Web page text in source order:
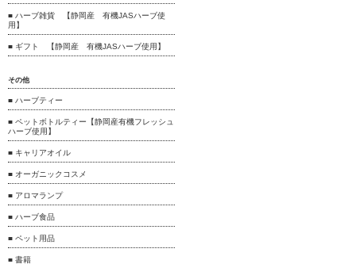
■ ハーブ雑貨 【静岡産 有機JASハーブ使
用】
■ ギフト 【静岡産 有機JASハーブ使用】
その他
■ ハーブティー
■ ペットボトルティー【静岡産有機フレッシュ
ハーブ使用】
■ キャリアオイル
■ オーガニックコスメ
■ アロマランプ
■ ハーブ食品
■ ペット用品
■ 書籍